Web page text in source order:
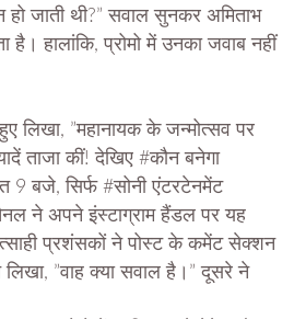
जाती थी?” सवाल सुनकर अमिताभ
हालांकि, प्रोमो में उनका जवाब नहीं
लिखा, ”महानायक के जन्मोत्सव पर
ताजा कीं! देखिए #कौन बनेगा
9 बजे, सिर्फ #सोनी एंटरटेनमेंट
ने अपने इंस्टाग्राम हैंडल पर यह
प्रशंसकों ने पोस्ट के कमेंट सेक्शन
”वाह क्या सवाल है।” दूसरे ने